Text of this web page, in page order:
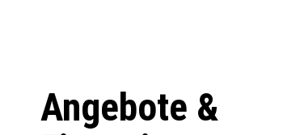
Angebote &